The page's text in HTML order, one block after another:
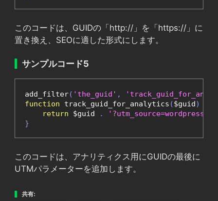
このコードは、GUIDの「http://」を「https://」に
置き換え、SEOに適した形式にします。
サンプルコード5
add_filter( 'the_guid' ,
function track_guid_for_analytics ($guid)
return $guid . '?utm_source=wordpress'
}
このコードは、アナリティクス用にGUIDの最後に
UTMパラメーターを追加します。
共有: